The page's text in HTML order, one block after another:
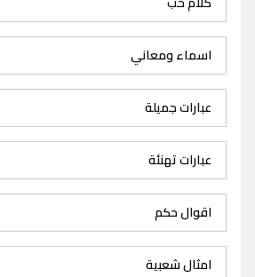
اسماء ومعاني
عبارات جميلة
عبارات تهنئة
اقوال حكم
امثال شعبية